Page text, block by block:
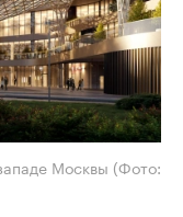
Москвы (Фото: